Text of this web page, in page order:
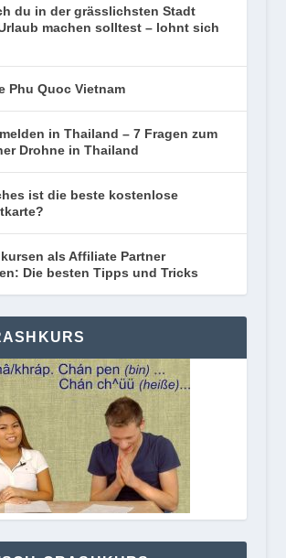
du in der grässlichsten Stadt
machen solltest – lohnt sich
Phu Quoc Vietnam
in Thailand – 7 Fragen zum
Drohne in Thailand
ist die beste kostenlose
als Affiliate Partner
Die besten Tipps und Tricks